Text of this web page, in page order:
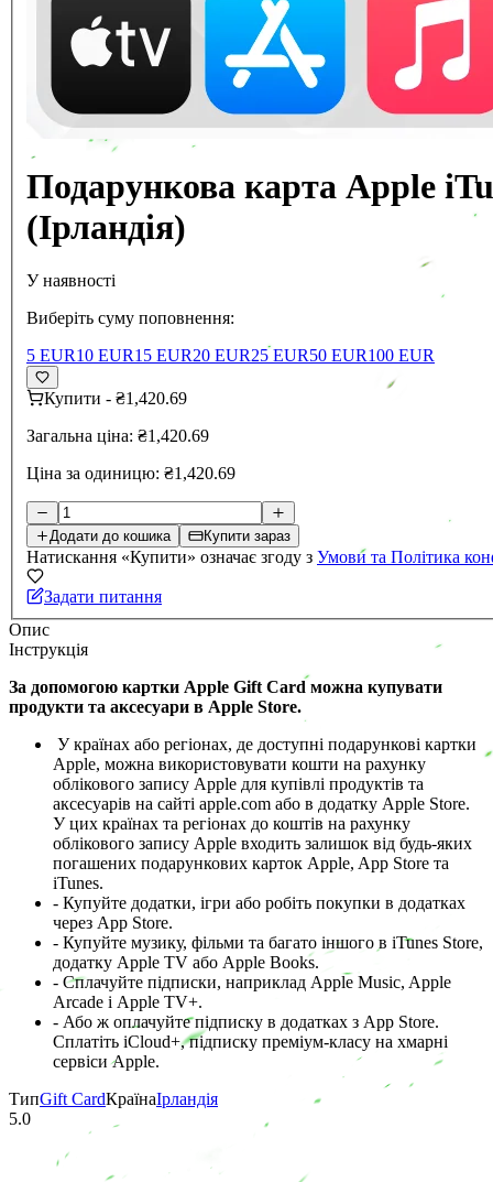
Подарункова карта Apple
(Ірландія)
У наявності
Виберіть суму поповнення:
5 EUR10 EUR15 EUR20 EUR25 EUR50 EUR100 EUR
Купити - ₴1,420.69
Загальна ціна: ₴1,420.69
Ціна за одиницю: ₴1,420.69
Додати до кошика Купити зараз
Натискання «Купити» означає згоду з Умови та Політика
Задати питання
Опис
Інструкція
За допомогою картки Apple Gift Card можна купувати
продукти та аксесуари в Apple Store.
У країнах або регіонах, де доступні подарункові картки
Apple, можна використовувати кошти на рахунку
облікового запису Apple для купівлі продуктів та
аксесуарів на сайті apple.com або в додатку Apple Store.
У цих країнах та регіонах до коштів на рахунку
облікового запису Apple входить залишок від будь-яких
погашених подарункових карток Apple, App Store та
iTunes.
- Купуйте додатки, ігри або робіть покупки в додатках
через App Store.
- Купуйте музику, фільми та багато іншого в iTunes Store,
додатку Apple TV або Apple Books.
- Сплачуйте підписки, наприклад Apple Music, Apple
Arcade і Apple TV+.
- Або ж оплачуйте підписку в додатках з App Store.
Сплатіть iCloud+, підписку преміум-класу на хмарні
сервіси Apple.
ТипGift CardКраїнаІрландія
5.0